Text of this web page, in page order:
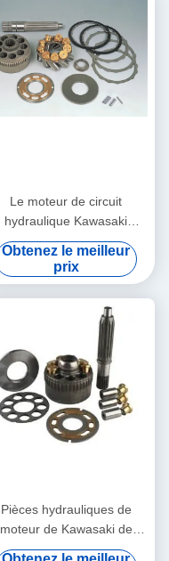
Le moteur de circuit
hydraulique Kawasaki
d'excavatrice partie les
accessoires M2X150
ISO9001 - 2000
Obtenez le meilleur
prix
Pièces hydrauliques de
moteur de Kawasaki de
piston de M2X55 MX500